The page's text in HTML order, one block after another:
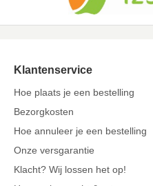
Klantenservice
Hoe plaats je een bestelling
Bezorgkosten
Hoe annuleer je een bestelling
Onze versgarantie
Klacht? Wij lossen het op!